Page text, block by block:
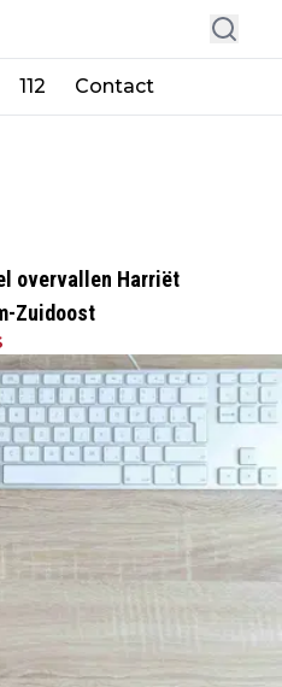
112 Contact
overvallen Harriët
Zuidoost